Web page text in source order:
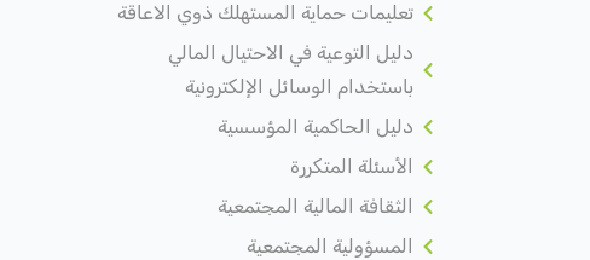
تعليمات حماية المستهلك ذوي الاعاقة
دليل التوعية في الاحتيال المالي
باستخدام الوسائل الإلكترونية
دليل الحاكمية المؤسسية
الأسئلة المتكررة
الثقافة المالية المجتمعية
المسؤولية المجتمعية